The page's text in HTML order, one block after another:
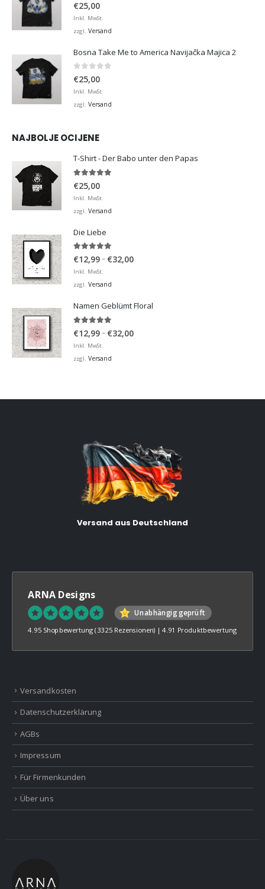
0 von 5
€25,00
Inkl. MwSt.
zzgl. Versand
Bosna Take Me to America Navijačka Majica 2
0 von 5
€25,00
Inkl. MwSt.
zzgl. Versand
NAJBOLJE OCIJENE
T-Shirt - Der Babo unter den Papas
5.00von 5
€25,00
Inkl. MwSt.
zzgl. Versand
Die Liebe
5.00von 5
€12,99– €32,00Preisspanne:
Inkl. MwSt.
zzgl. Versand
Namen Geblümt Floral
5.00von 5
€12,99– €32,00Preisspanne:
Inkl. MwSt.
zzgl. Versand
Versand aus Deutschland
ARNA Designs
Unabhängig geprüft
4.95 Shopbewertung (3325 Rezensionen) |4.91 Produktbewertung
Versandkosten
Datenschutzerklärung
AGBs
Impressum
Für Firmenkunden
Über uns